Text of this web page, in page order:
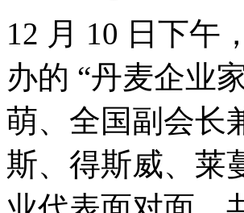
12 月 10 日下午
办的 “丹麦企业
萌、全国副会长
斯、得斯威、莱